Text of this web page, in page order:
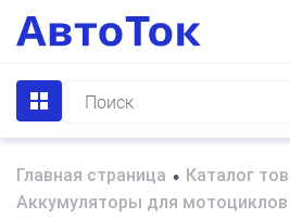
Главная страница • Каталог
Аккумуляторы для мотоциклов